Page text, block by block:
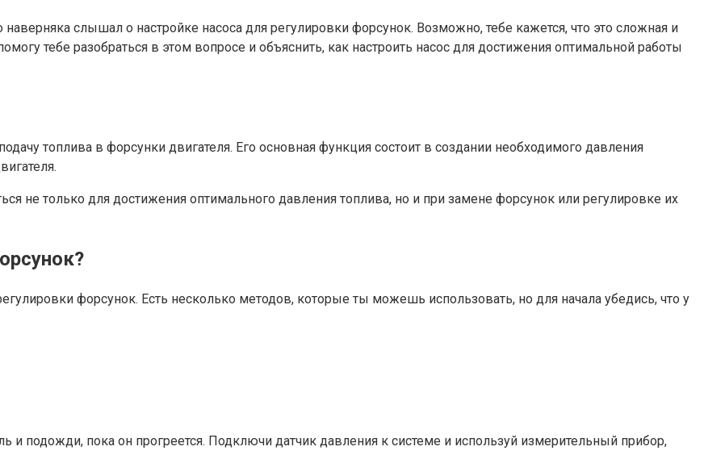
слышал о настройке насоса для регулировки форсунок. Возможно, тебе кажется, что это сложная и
тебе разобраться в этом вопросе и объяснить, как настроить насос для достижения оптимальной работы
топлива в форсунки двигателя. Его основная функция состоит в создании необходимого давления
не только для достижения оптимального давления топлива, но и при замене форсунок или регулировке их
форсунок. Есть несколько методов, которые ты можешь использовать, но для начала убедись, что у
и подожди, пока он прогреется. Подключи датчик давления к системе и используй измерительный прибор,